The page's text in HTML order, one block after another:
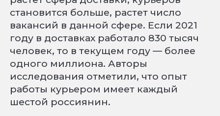
становится больше, растет число
вакансий в данной сфере. Если 2021
году в доставках работало 830 тысяч
человек, то в текущем году — более
одного миллиона. Авторы
исследования отметили, что опыт
работы курьером имеет каждый
шестой россиянин.